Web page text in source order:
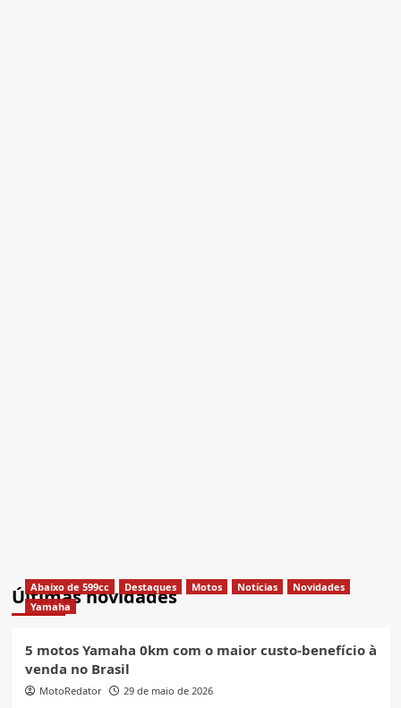
Últimas novidades
Abaixo de 599cc Destaques Motos Notícias
Novidades
Yamaha
5 motos Yamaha 0km com o maior custo-benefício à
venda no Brasil
MotoRedator
29 de maio de 2026